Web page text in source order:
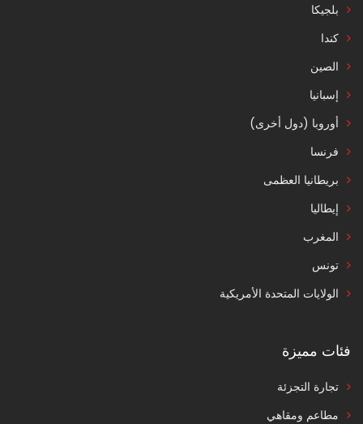
بلجيكا
كندا
الصين
إسبانيا
أوروبا (دول أخرى)
فرنسا
بريطانيا العظمى
إيطاليا
المغرب
تونس
الولايات المتحدة الأمريكية
فئات مميزة
تجارة التجزئة
مطاعم ومقاهي